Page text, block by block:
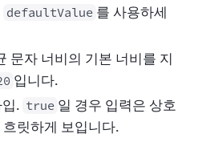
defaultValue 를 사용하세
문자 너비의 기본 너비를 지
입니다.
. true 일 경우 입력은 상호
릿하게 보입니다.